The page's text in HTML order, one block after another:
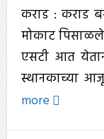
कराड : कराड
मोकाट
एसटी आत
स्थानकाच्या
more